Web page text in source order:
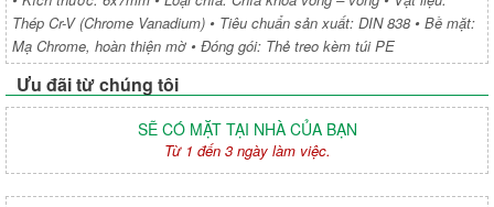
Thép Cr-V (Chrome Vanadium) • Tiêu chuẩn sản xuất: DIN 838 • Bề mặt:
Mạ Chrome, hoàn thiện mờ • Đóng gói: Thẻ treo kèm túi PE
Ưu đãi từ chúng tôi
SẼ CÓ MẶT TẠI NHÀ CỦA BẠN
Từ 1 đến 3 ngày làm việc.